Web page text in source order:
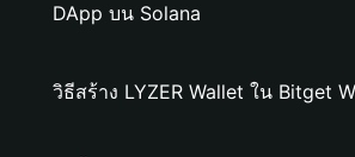
DApp บน Solana
วิธีสร้าง LYZER Wallet ใน Bitget